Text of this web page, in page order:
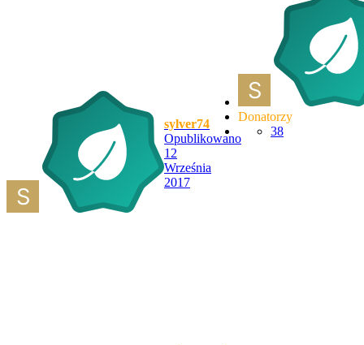
sylver74
Opublikowano
12
Września
2017
Donatorzy
38